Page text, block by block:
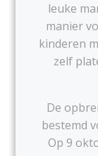
leuke
manier
kinderen
zelf
De
bestemd
Op 9